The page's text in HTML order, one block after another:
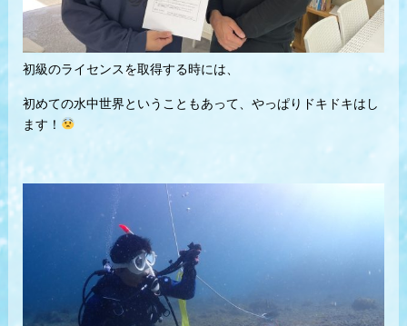
初級のライセンスを取得する時には、
初めての水中世界ということもあって、やっぱりドキドキはし
ます！